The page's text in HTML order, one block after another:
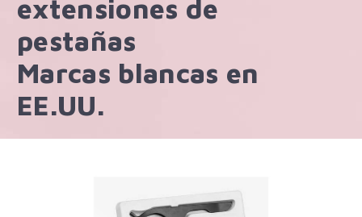
extensiones de
pestañas
Marcas blancas en
EE.UU.